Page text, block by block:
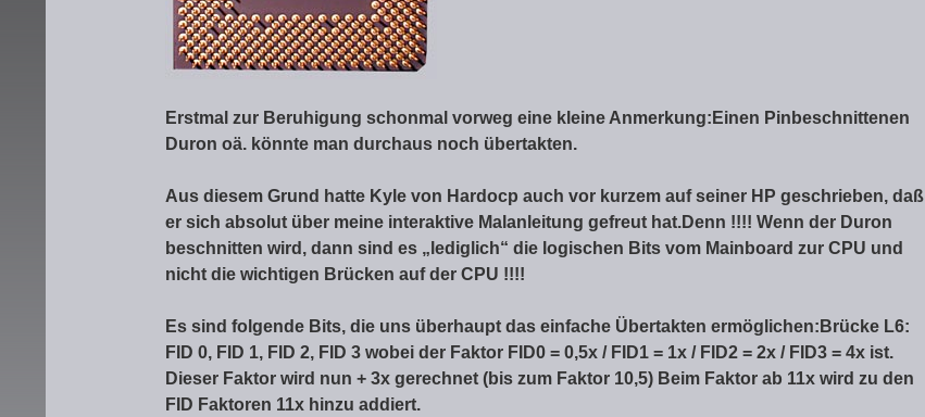
Erstmal zur Beruhigung schonmal vorweg eine kleine Anmerkung:Einen Pinbeschnittenen
Duron oä. könnte man durchaus noch übertakten.
Aus diesem Grund hatte Kyle von Hardocp auch vor kurzem auf seiner HP geschrieben, daß
er sich absolut über meine interaktive Malanleitung gefreut hat.Denn !!!! Wenn der Duron
beschnitten wird, dann sind es „lediglich“ die logischen Bits vom Mainboard zur CPU und
nicht die wichtigen Brücken auf der CPU !!!!
Es sind folgende Bits, die uns überhaupt das einfache Übertakten ermöglichen: Brücke L6:
FID 0, FID 1, FID 2, FID 3 wobei der Faktor FID0 = 0,5x / FID1 = 1x / FID2 = 2x / FID3 = 4x ist.
Dieser Faktor wird nun + 3x gerechnet (bis zum Faktor 10,5) Beim Faktor ab 11x wird zu den
FID Faktoren 11x hinzu addiert.